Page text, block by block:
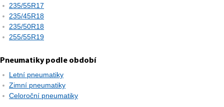
235/55R17
235/45R18
235/50R18
255/55R19
Pneumatiky podle období
Letní pneumatiky
Zimní pneumatiky
Celoroční pneumatiky